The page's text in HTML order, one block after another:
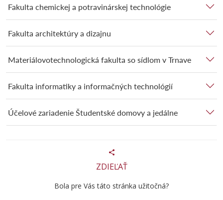
Fakulta chemickej a potravinárskej technológie
Fakulta architektúry a dizajnu
Materiálovotechnologická fakulta so sídlom v Trnave
Fakulta informatiky a informačných technológií
Účelové zariadenie Študentské domovy a jedálne
ZDIEĽAŤ
Bola pre Vás táto stránka užitočná?